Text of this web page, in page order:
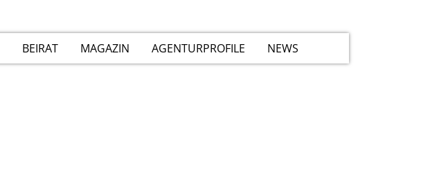
BEIRAT MAGAZIN AGENTURPROFILE NEWS